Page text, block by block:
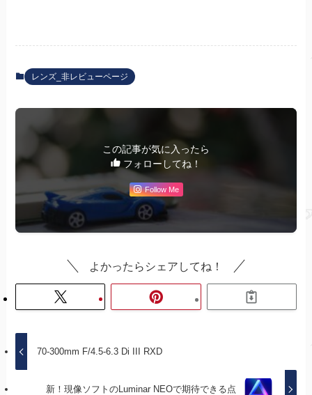
レンズ_非レビューページ
この記事が気に入ったら
フォローしてね！
Follow Me
よかったらシェアしてね！
70-300mm F/4.5-6.3 Di III RXD
新！現像ソフトのLuminar NEOで期待できる点